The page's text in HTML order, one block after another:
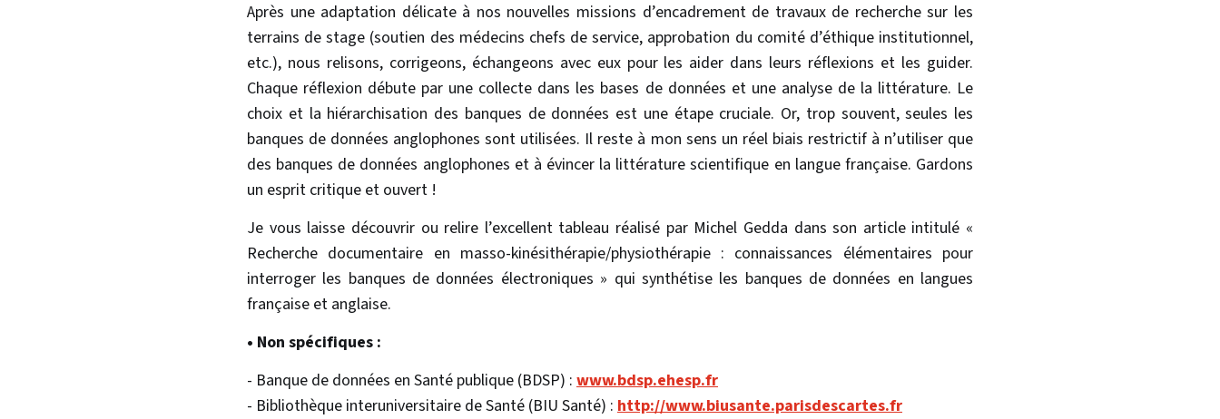
Après une adaptation délicate à nos nouvelles missions d’encadrement de travaux de recherche sur les
terrains de stage (soutien des médecins chefs de service, approbation du comité d’éthique institutionnel,
etc.), nous relisons, corrigeons, échangeons avec eux pour les aider dans leurs réflexions et les guider.
Chaque réflexion débute par une collecte dans les bases de données et une analyse de la littérature. Le
choix et la hiérarchisation des banques de données est une étape cruciale. Or, trop souvent, seules les
banques de données anglophones sont utilisées. Il reste à mon sens un réel biais restrictif à n’utiliser que
des banques de données anglophones et à évincer la littérature scientifique en langue française. Gardons
un esprit critique et ouvert !
Je vous laisse découvrir ou relire l’excellent tableau réalisé par Michel Gedda dans son article intitulé «
Recherche documentaire en masso-kinésithérapie/physiothérapie : connaissances élémentaires pour
interroger les banques de données électroniques » qui synthétise les banques de données en langues
française et anglaise.
• Non spécifiques :
- Banque de données en Santé publique (BDSP) : www.bdsp.ehesp.fr
- Bibliothèque interuniversitaire de Santé (BIU Santé) : http://www.biusante.parisdescartes.fr